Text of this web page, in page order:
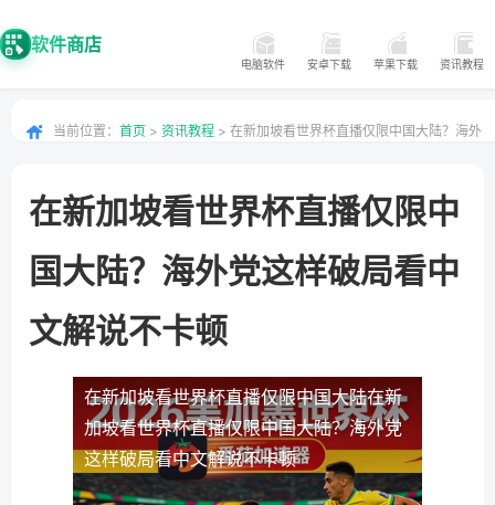
软件商店
电脑软件 安卓下载 苹果下载 资讯教程
当前位置： 首页 > 资讯教程 > 在新加坡看世界杯直播仅限中国大陆？海外
在新加坡看世界杯直播仅限中
国大陆？海外党这样破局看中
文解说不卡顿
在新加坡看世界杯直播仅限中国大陆在新
加坡看世界杯直播仅限中国大陆？海外党
这样破局看中文解说不卡顿